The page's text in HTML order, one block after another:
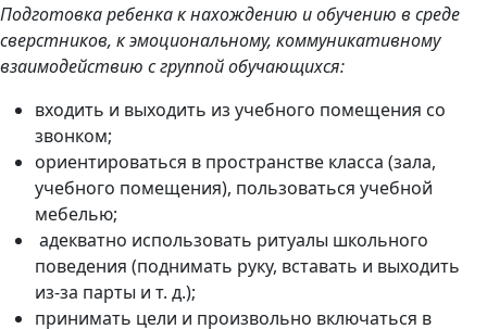
Подготовка ребенка к нахождению и обучению в среде
сверстников, к эмоциональному, коммуникативному
взаимодействию с группой обучающихся:
входить и выходить из учебного помещения со
звонком;
ориентироваться в пространстве класса (зала,
учебного помещения), пользоваться учебной
мебелью;
адекватно использовать ритуалы школьного
поведения (поднимать руку, вставать и выходить
из-за парты и т. д.);
принимать цели и произвольно включаться в